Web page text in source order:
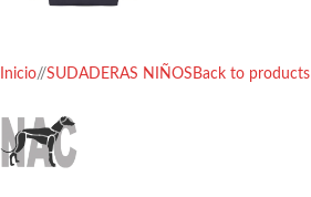
Inicio/ SUDADERAS NIÑOS Back to products